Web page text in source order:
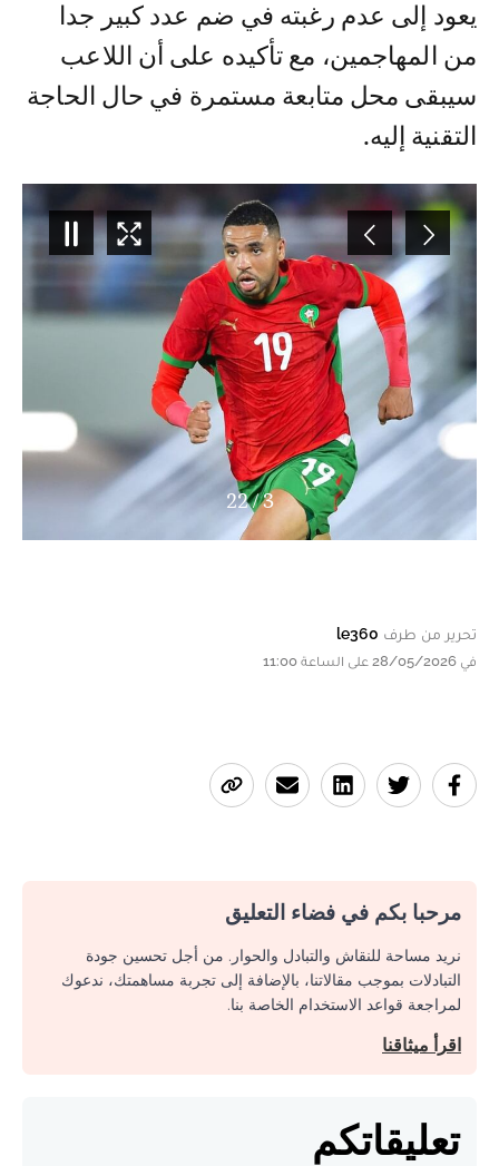
يعود إلى عدم رغبته في ضم عدد كبير جدا
من المهاجمين، مع تأكيده على أن اللاعب
سيبقى محل متابعة مستمرة في حال الحاجة
التقنية إليه.
3
/
22
تحرير من طرف le360
في 28/05/2026 على الساعة 11:00
مرحبا بكم في فضاء التعليق
نريد مساحة للنقاش والتبادل والحوار. من أجل تحسين جودة
التبادلات بموجب مقالاتنا، بالإضافة إلى تجربة مساهمتك، ندعوك
لمراجعة قواعد الاستخدام الخاصة بنا.
اقرأ ميثاقنا
تعليقاتكم